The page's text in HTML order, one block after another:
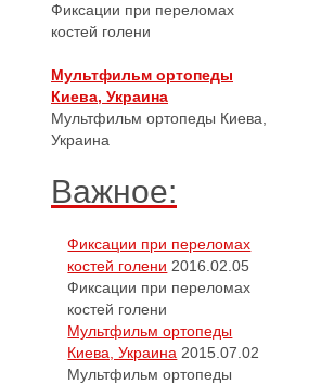
Фиксации при переломах
костей голени
Мультфильм ортопеды
Киева, Украина
Мультфильм ортопеды Киева,
Украина
Важное:
Фиксации при переломах
костей голени 2016.02.05
Фиксации при переломах
костей голени
Мультфильм ортопеды
Киева, Украина 2015.07.02
Мультфильм ортопеды